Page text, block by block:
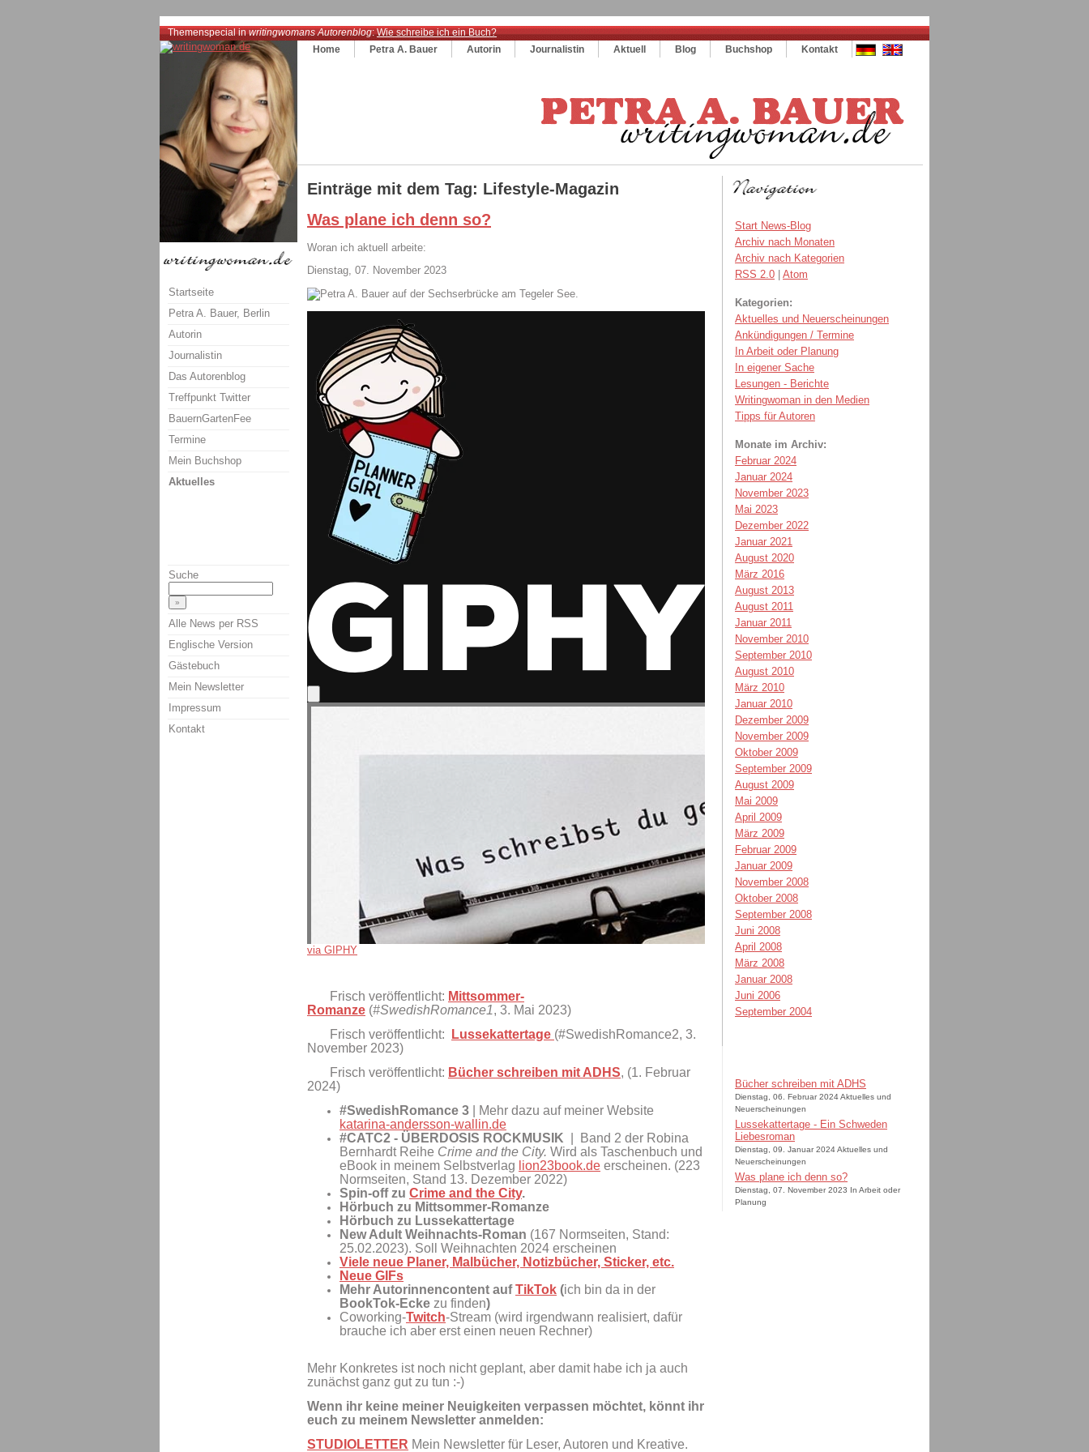
Themenspecial inwritingwomans Autorenblog:Wie schreibe ich ein Buch?
Home
Petra A. Bauer Autorin Journalistin Aktuell Blog Buchshop Kontakt
Einträge mit dem Tag: Lifestyle-Magazin
Was plane ich denn so?
Woran ich aktuell arbeite:
Dienstag, 07. November 2023
via GIPHY
Frisch veröffentlicht: Mittsommer-
Romanze (#SwedishRomance1, 3. Mai 2023)
Frisch veröffentlicht:
Lussekattertage (#SwedishRomance2, 3.
November 2023)
Frisch veröffentlicht: Bücher schreiben mit ADHS, (1. Februar
2024)
#SwedishRomance 3
| Mehr dazu auf meiner Website
katarina-andersson-wallin.de
#CATC2 - ÜBERDOSIS ROCKMUSIK | Band 2 der Robina
Bernhardt Reihe Crime and the City. Wird als Taschenbuch und
eBook in meinem Selbstverlag lion23book.de erscheinen. (223
Normseiten, Stand 13. Dezember 2022)
Spin-off zu Crime and the City.
Hörbuch zu Mittsommer-Romanze
Hörbuch zu Lussekattertage
New Adult Weihnachts-Roman (167 Normseiten, Stand:
25.02.2023). Soll Weihnachten 2024 erscheinen
Viele neue Planer, Malbücher, Notizbücher, Sticker, etc.
Neue GIFs
Mehr Autorinnencontent aufTikTok (ich bin da in der
BookTok-Ecke zu finden)
Coworking-Twitch-Stream (wird irgendwann realisiert, dafür
brauche ich aber erst einen neuen Rechner)
Mehr Konkretes ist noch nicht geplant, aber damit habe ich ja auch
zunächst ganz gut zu tun :-)
Wenn ihr keine meiner Neuigkeiten verpassen möchtet, könnt ihr
euch zu meinem Newsletter anmelden:
STUDIOLETTER Mein Newsletter für Leser, Autoren und Kreative.
Start News-Blog
Archiv nach Monaten
Archiv nach Kategorien
RSS 2.0 | Atom
Kategorien:
Aktuelles und Neuerscheinungen
Ankündigungen / Termine
In Arbeit oder Planung
In eigener Sache
Lesungen - Berichte
Writingwoman in den Medien
Tipps für Autoren
Monate im Archiv:
Februar 2024
Januar 2024
November 2023
Mai 2023
Dezember 2022
Januar 2021
August 2020
März 2016
August 2013
August 2011
Januar 2011
November 2010
September 2010
August 2010
März 2010
Januar 2010
Dezember 2009
November 2009
Oktober 2009
September 2009
August 2009
Mai 2009
April 2009
März 2009
Februar 2009
Januar 2009
November 2008
Oktober 2008
September 2008
Juni 2008
April 2008
März 2008
Januar 2008
Juni 2006
September 2004
Bücher schreiben mit ADHS
Dienstag, 06. Februar 2024 Aktuelles und
Neuerscheinungen
Lussekattertage - Ein Schweden
Liebesroman
Dienstag, 09. Januar 2024 Aktuelles und
Neuerscheinungen
Was plane ich denn so?
Dienstag, 07. November 2023 In Arbeit oder
Planung
Startseite
Petra A. Bauer, Berlin
Autorin
Journalistin
Das Autorenblog
Treffpunkt Twitter
BauernGartenFee
Termine
Mein Buchshop
Aktuelles
Suche
Alle News per RSS
Englische Version
Gästebuch
Mein Newsletter
Impressum
Kontakt